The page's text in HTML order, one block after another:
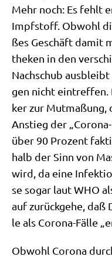
Mehr noch: Es fehlt
Impf­stoff. Obwohl
ßes Geschäft damit
the­ken in den
Nach­schub
gen nicht ein­tref­fen.
ker zur Mut­ma­ßung,
Anstieg der
über 90 Pro­zent
halb der Sinn von
wird, da eine
se sogar laut WHO
auf zurück­ge­he, daß
le als Coro­na-Fäl­le
Obwohl Coro­na